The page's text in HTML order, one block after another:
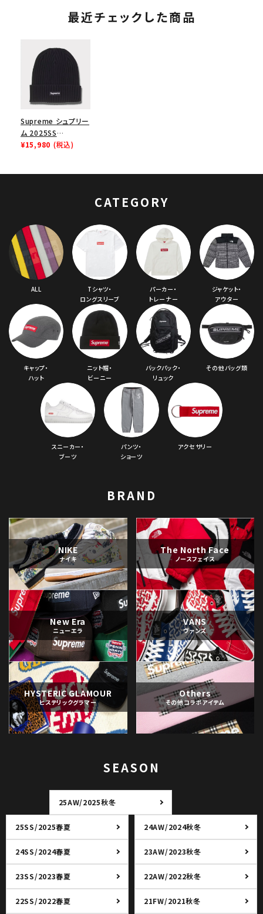
最近チェックした商品
Supreme シュプリー
ム 2025SS
Overdyed Beanie
¥15,980 (税込)
CATEGORY
ALL
Tシャツ・
ロングスリーブ
パーカー・
トレーナー
ジャケット・
アウター
キャップ・
ハット
ニット帽・
ビーニー
バックパック・
リュック
その他バッグ類
スニーカー・
ブーツ
パンツ・
ショーツ
アクセサリー
BRAND
NIKE
ナイキ
The North Face
ノースフェイス
New Era
ニューエラ
VANS
ヴァンズ
HYSTERIC GLAMOUR
ヒステリックグラマー
Others
その他コラボアイテム
SEASON
25AW/2025秋冬
25SS/2025春夏 24AW/2024秋冬
24SS/2024春夏 23AW/2023秋冬
23SS/2023春夏 22AW/2022秋冬
22SS/2022春夏 21FW/2021秋冬